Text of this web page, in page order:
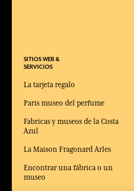
SITIOS WEB &
SERVICIOS
La tarjeta regalo
Paris museo del perfume
Fabricas y museos de la Costa
Azul
La Maison Fragonard Arles
Encontrar una fábrica o un
museo